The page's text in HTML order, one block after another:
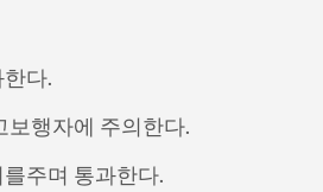
다.
보행자에 주의한다.
주며 통과한다.